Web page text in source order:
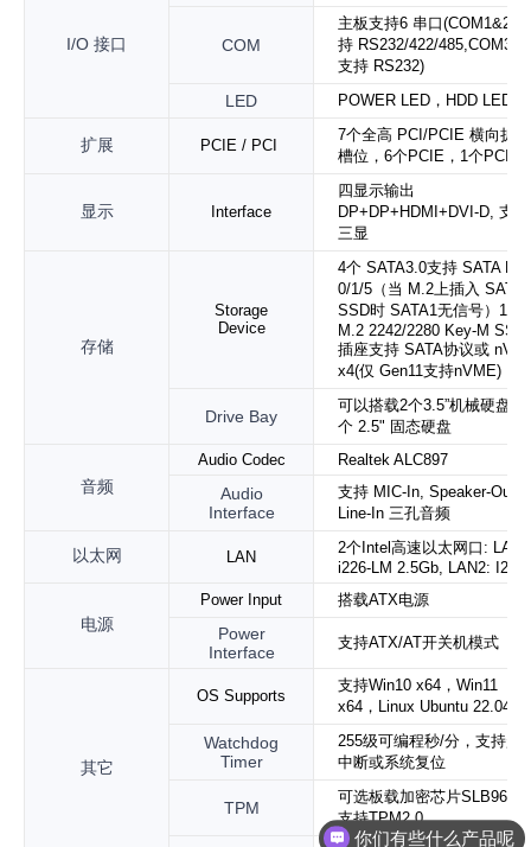
I/O 接口 COM
主板支持6 串口(COM1&2 支
持 RS232/422/485,COM3-6
支持 RS232)
LED POWER LED，HDD LED
扩展 PCIE / PCI
7个全高 PCI/PCIE 横向扩展
槽位 ， 6个PCIE ， 1个PCI
显示 Interface
四显示输出
DP+DP+HDMI+DVI-D, 支持
三显
存储
Storage
Device
4个 SATA3.0支持 SATA
0/1/5（当 M.2上插入 SATA
SSD时 SATA1无信号）1个
M.2 2242/2280 Key-M SSD
插座支持 SATA协议或
x4(仅 Gen11支持nVME)
Drive Bay
可以搭载2个3.5”机械硬盘
个 2.5" 固态硬盘
音频
Audio Codec Realtek ALC897
Audio
Interface
支持 MIC-In, Speaker-Out,
Line-In 三孔音频
以太网 LAN
2个Intel高速以太网口:
i226-LM 2.5Gb, LAN2:
电源
Power Input 搭载ATX电源
Power
Interface
支持ATX/AT开关机模式
其它
OS Supports
支持Win10 x64，Win11
x64，Linux Ubuntu 22.04
Watchdog
Timer
255级可编程秒/分，支持超
中断或系统复位
TPM
可选板载加密芯片SLB9670,
支持TPM2.0
你们有些什么产品呢